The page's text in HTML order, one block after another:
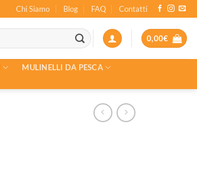
Chi Siamo Blog FAQ Contatti
0,00€
MULINELLI DA PESCA